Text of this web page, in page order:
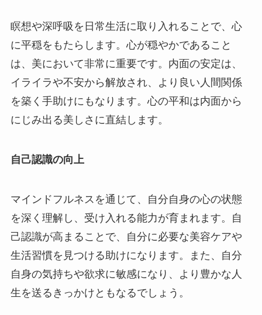
瞑想や深呼吸を日常生活に取り入れることで、心
に平穏をもたらします。心が穏やかであること
は、美において非常に重要です。内面の安定は、
イライラや不安から解放され、より良い人間関係
を築く手助けにもなります。心の平和は内面から
にじみ出る美しさに直結します。
自己認識の向上
マインドフルネスを通じて、自分自身の心の状態
を深く理解し、受け入れる能力が育まれます。自
己認識が高まることで、自分に必要な美容ケアや
生活習慣を見つける助けになります。また、自分
自身の気持ちや欲求に敏感になり、より豊かな人
生を送るきっかけともなるでしょう。